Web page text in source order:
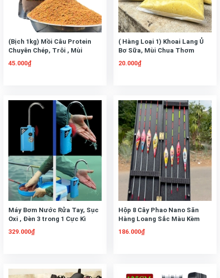
(Bịch 1kg) Mồi Câu Protein
Chuyên Chép, Trôi , Mùi
Thơm Đặc Trưng Không cần
tinh mùi
45.000₫
( Hàng Loại 1) Khoai Lang Ủ
Bơ Sữa, Mùi Chua Thơm
Hương Bơ và Sữa. Dùng Câu
Chép Trôi, Rô Phi
20.000₫
Máy Bơm Nước Rửa Tay, Sục
Oxi , Đèn 3 trong 1 Cực Kì
Tiện Lợi
329.000₫
Hộp 8 Cây Phao Nano Săn
Hàng Loang Sắc Màu Kèm
Hộp Đựng
186.000₫